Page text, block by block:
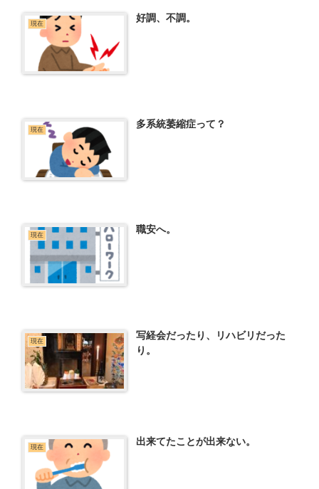
現在 好調、不調。
現在 多系統萎縮症って？
現在 職安へ。
現在
写経会だったり、リハビリだった
り。
現在 出来てたことが出来ない。